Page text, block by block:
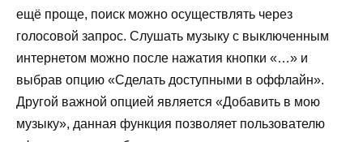
ещё проще, поиск можно осуществлять через
голосовой запрос. Слушать музыку с выключенным
интернетом можно после нажатия кнопки «…» и
выбрав опцию «Сделать доступными в оффлайн».
Другой важной опцией является «Добавить в мою
музыку», данная функция позволяет пользователю